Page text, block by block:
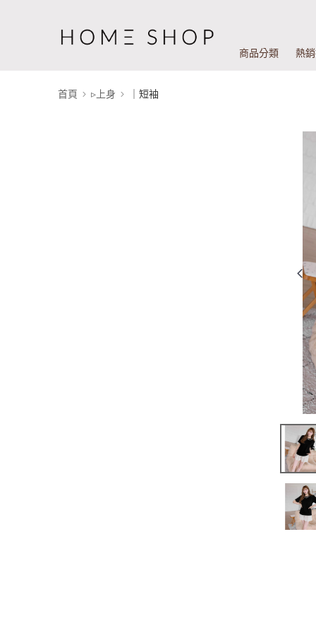
商品分類 熱
首頁 ▹上身 ｜短袖